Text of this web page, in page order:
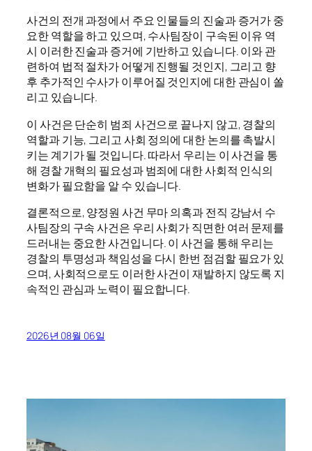
사건의 전개 과정에서 주요 인물들의 진술과 증거가 중
요한 역할을 하고 있으며, 수사팀장이 구속된 이유 역
시 이러한 진술과 증거에 기반하고 있습니다. 이와 관
련하여 법적 절차가 어떻게 진행될 것인지, 그리고 향
후 추가적인 수사가 이루어질 것인지에 대한 관심이 쏠
리고 있습니다.
이 사건은 단순히 범죄 사건으로 끝나지 않고, 경찰의
역할과 기능, 그리고 사회 정의에 대한 논의를 촉발시
키는 계기가 될 것입니다. 따라서 우리는 이 사건을 통
해 경찰 개혁의 필요성과 범죄에 대한 사회적 인식의
변화가 필요함을 알 수 있습니다.
결론적으로, 양정원 사건 무마 의혹과 전직 강남서 수
사팀장의 구속 사건은 우리 사회가 직면한 여러 문제를
드러내는 중요한 사건입니다. 이 사건을 통해 우리는
경찰의 투명성과 책임성을 다시 한번 점검할 필요가 있
으며, 사회적으로도 이러한 사건이 재발하지 않도록 지
속적인 관심과 노력이 필요합니다.
2026년 08월 06일